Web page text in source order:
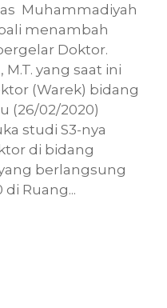
Muhammadiyah
menambah
Doktor.
M.T. yang saat ini
(Warek) bidang
(26/02/2020)
studi S3-nya
di bidang
berlangsung
di Ruang...